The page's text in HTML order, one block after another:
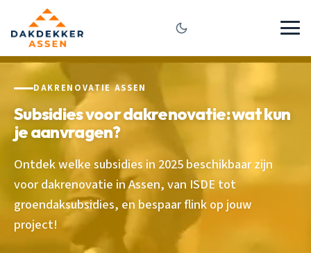
DAKRENOVATIE ASSEN
Subsidies voor dakrenovatie: wat kun
je aanvragen?
Ontdek welke subsidies in 2025 beschikbaar zijn
voor dakrenovatie in Assen, van ISDE tot
groendaksubsidies, en bespaar flink op jouw
project!